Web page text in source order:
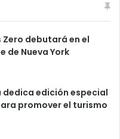
Zero debutará en el
de Nueva York
dedica edición especial
promover el turismo